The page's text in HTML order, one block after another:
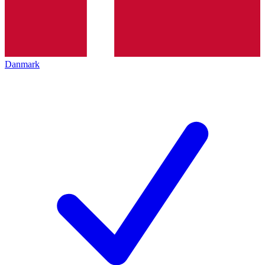
Danmark